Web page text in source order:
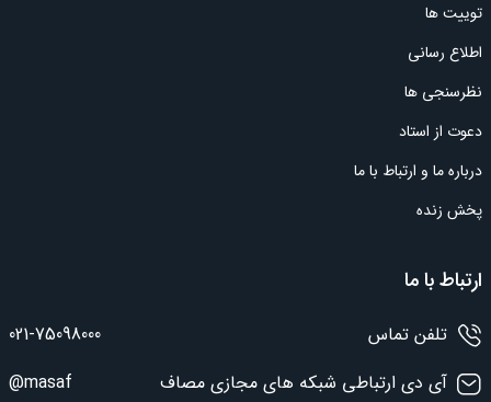
توییت ها
اطلاع رسانی
نظرسنجی ها
دعوت از استاد
درباره ما و ارتباط با ما
پخش زنده
ارتباط با ما
تلفن تماس
021-75098000
آی دی ارتباطی شبکه های مجازی مصاف
@masaf